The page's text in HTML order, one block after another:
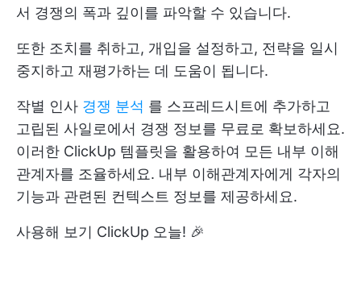
서 경쟁의 폭과 깊이를 파악할 수 있습니다.
또한 조치를 취하고, 개입을 설정하고, 전략을 일시
중지하고 재평가하는 데 도움이 됩니다.
작별 인사 경쟁 분석 를 스프레드시트에 추가하고
고립된 사일로에서 경쟁 정보를 무료로 확보하세요.
이러한 ClickUp 템플릿을 활용하여 모든 내부 이해
관계자를 조율하세요. 내부 이해관계자에게 각자의
기능과 관련된 컨텍스트 정보를 제공하세요.
사용해 보기 ClickUp 오늘! 🎉